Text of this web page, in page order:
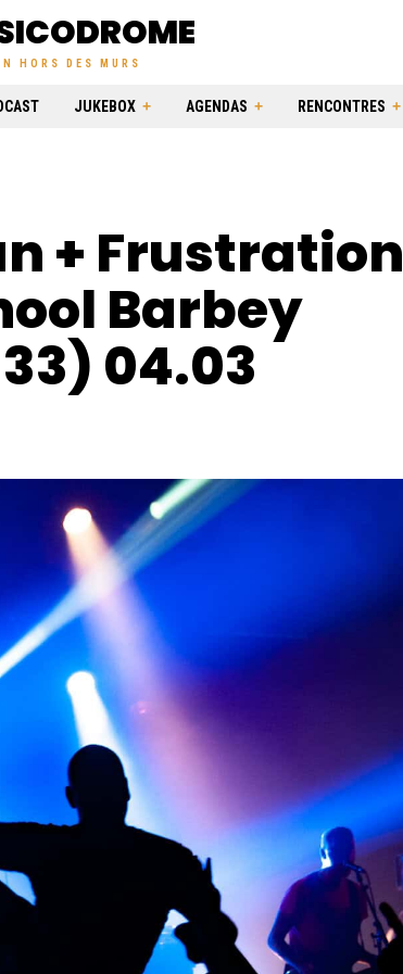
HORS DES MURS
JUKEBOX AGENDAS RENCONTRES
+ Frustration
Barbey
04.03